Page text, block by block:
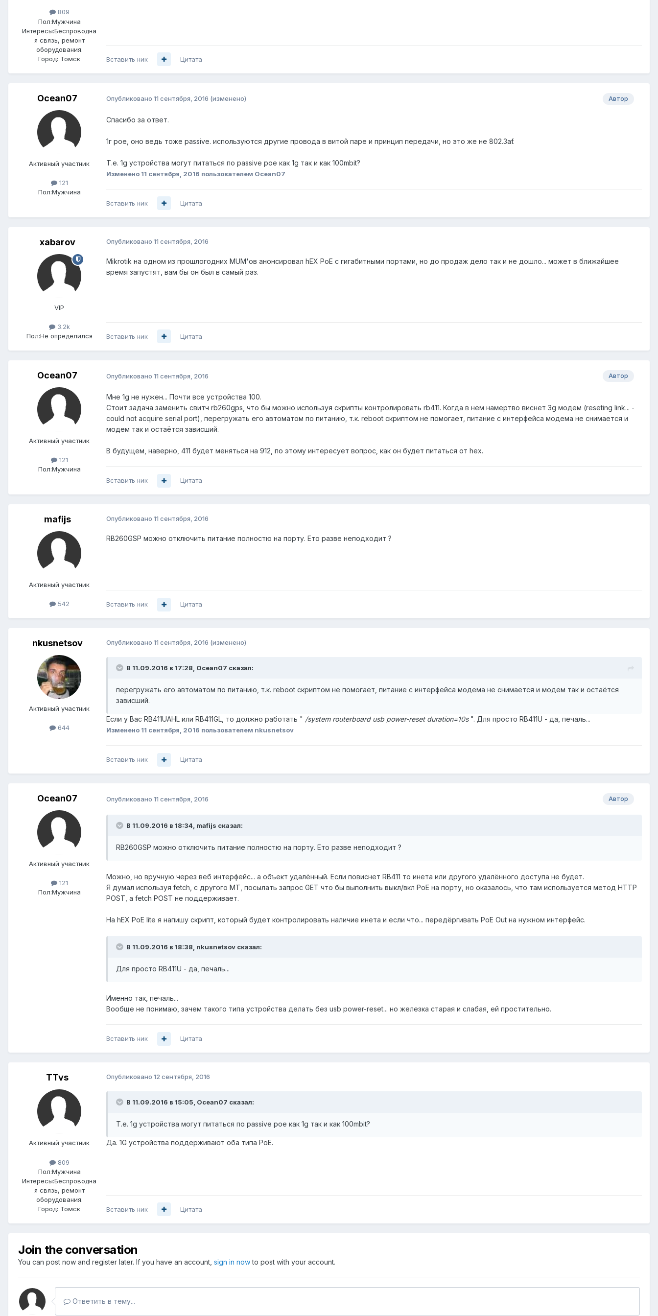
809
Пол:Мужчина
Интересы:Беспроводна
я связь, ремонт
оборудования.
Город: Томск Вставить ник Цитата
Ocean07
Активный участник
121
Пол:Мужчина
Автор
Опубликовано 11 сентября, 2016 (изменено)
Спасибо за ответ.
1г poe, оно ведь тоже passive. используются другие провода в витой паре и принцип передачи, но это же не 802.3af.
Т.е. 1g устройства могут питаться по passive poe как 1g так и как 100mbit?
Изменено 11 сентября, 2016 пользователем Ocean07
Вставить ник Цитата
xabarov
VIP
3.2k
Пол:Не определился
Опубликовано 11 сентября, 2016
Mikrotik на одном из прошлогодних MUM'ов анонсировал hEX PoE c гигабитными портами, но до продаж дело так и не дошло... может в ближайшее
время запустят, вам бы он был в самый раз.
Вставить ник Цитата
Ocean07
Активный участник
121
Пол:Мужчина
Автор
Опубликовано 11 сентября, 2016
Мне 1g не нужен... Почти все устройства 100.
Стоит задача заменить свитч rb260gps, что бы можно используя скрипты контролировать rb411. Когда в нем намертво виснет 3g модем (reseting link... -
could not acquire serial port), перегружать его автоматом по питанию, т.к. reboot скриптом не помогает, питание с интерфейса модема не снимается и
модем так и остаётся зависший.
В будущем, наверно, 411 будет меняться на 912, по этому интересует вопрос, как он будет питаться от hex.
Вставить ник Цитата
mafijs
Активный участник
542
Опубликовано 11 сентября, 2016
RB260GSP можно отключить питание полностю на порту. Ето разве неподходит ?
Вставить ник Цитата
nkusnetsov
Активный участник
644
Опубликовано 11 сентября, 2016 (изменено)
В 11.09.2016 в 17:28, Ocean07 сказал:
перегружать его автоматом по питанию, т.к. reboot скриптом не помогает, питание с интерфейса модема не снимается и модем так и остаётся
зависший.
Если у Вас RB411UAHL или RB411GL, то должно работать " /system routerboard usb power-reset duration=10s". Для просто RB411U - да, печаль...
Изменено 11 сентября, 2016 пользователем nkusnetsov
Вставить ник Цитата
Ocean07
Активный участник
121
Пол:Мужчина
Автор
Опубликовано 11 сентября, 2016
В 11.09.2016 в 18:34, mafijs сказал:
RB260GSP можно отключить питание полностю на порту. Ето разве неподходит ?
Можно, но вручную через веб интерфейс... а объект удалённый. Если повиснет RB411 то инета или другого удалённого доступа не будет.
Я думал используя fetch, с другого MT, посылать запрос GET что бы выполнить выкл/вкл PoE на порту, но оказалось, что там используется метод HTTP
POST, а fetch POST не поддерживает.
На hEX PoE lite я напишу скрипт, который будет контролировать наличие инета и если что... передёргивать PoE Out на нужном интерфейс.
В 11.09.2016 в 18:38, nkusnetsov сказал:
Для просто RB411U - да, печаль...
Именно так, печаль...
Вообще не понимаю, зачем такого типа устройства делать без usb power-reset... но железка старая и слабая, ей простительно.
Вставить ник Цитата
TTvs
Активный участник
809
Пол:Мужчина
Интересы:Беспроводна
я связь, ремонт
оборудования.
Город: Томск
Опубликовано 12 сентября, 2016
В 11.09.2016 в 15:05, Ocean07 сказал:
Т.е. 1g устройства могут питаться по passive poe как 1g так и как 100mbit?
Да. 1G устройства поддерживают оба типа PoE.
Вставить ник Цитата
Join the conversation
You can post now and register later. If you have an account, sign in nowto post with your account.
Ответить в тему...